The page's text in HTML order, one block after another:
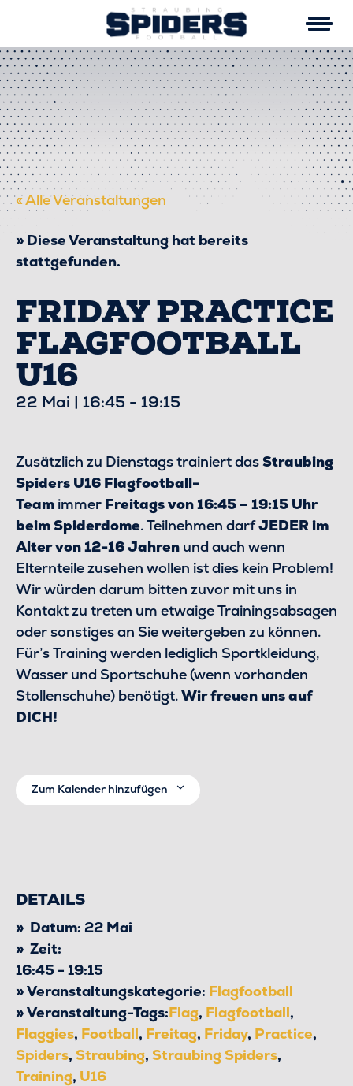
content
« Alle Veranstaltungen
Diese Veranstaltung hat bereits
stattgefunden.
FRIDAY PRACTICE
FLAGFOOTBALL
U16
22 Mai | 16:45 - 19:15
Zusätzlich zu Dienstags trainiert dasStraubing
Spiders U16 Flagfootball-
Team immer Freitags von 16:45 – 19:15 Uhr
beim Spiderdome. Teilnehmen darfJEDER im
Alter von 12-16 Jahren und auch wenn
Elternteile zusehen wollen ist dies kein Problem!
Wir würden darum bitten zuvor mit uns in
Kontakt zu treten um etwaige Trainingsabsagen
oder sonstiges an Sie weitergeben zu können.
Für’s Training werden lediglich Sportkleidung,
Wasser und Sportschuhe (wenn vorhanden
Stollenschuhe) benötigt.Wir freuen uns auf
DICH!
Zum Kalender hinzufügen
DETAILS
Datum: 22 Mai
Zeit:
16:45 - 19:15
Veranstaltungskategorie: Flagfootball
Veranstaltung-Tags:Flag, Flagfootball,
Flaggies, Football, Freitag, Friday, Practice,
Spiders, Straubing, Straubing Spiders,
Training, U16